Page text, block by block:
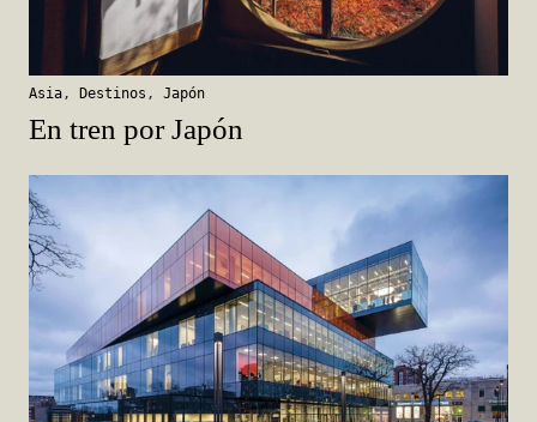
Asia , Destinos , Japón
En tren por Japón